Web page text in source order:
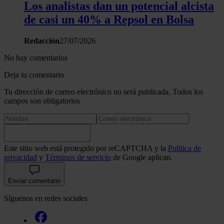
Los analistas dan un potencial alcista
de casi un 40% a Repsol en Bolsa
Redacción27/07/2026
No hay comentarios
Deja tu comentario
Tu dirección de correo electrónico no será publicada. Todos los
campos son obligatorios
Este sitio web está protegido por reCAPTCHA y la Política de
privacidad y Términos de servicio de Google aplican.
Enviar comentario
Síguenos en redes sociales